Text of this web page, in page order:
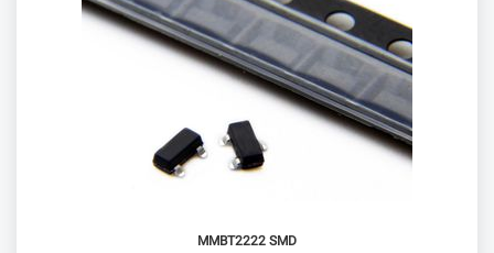
MMBT2222 SMD